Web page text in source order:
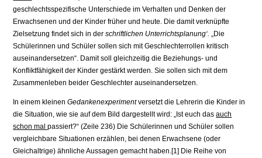
geschlechtsspezifische Unterschiede im Verhalten und Denken der
Erwachse­nen und der Kinder früher und heute. Die damit verknüpfte
Zielsetzung findet sich in derschriftlichen Unterrichtsplanung‘. „Die
Schülerinnen und Schüler sollen sich mit Geschlechterrollen kritisch
auseinandersetzen“. Damit soll gleichzeitig die Beziehungs- und
Konfliktfähigkeit der Kinder gestärkt werden. Sie sollen sich mit dem
Zusammenleben beider Geschlechter auseinanderset­zen.
In einem kleinenGedankenexperimentversetzt die Lehrerin die Kinder in
die Situation, wie sie auf dem Bild dargestellt wird: „Ist euch dasauch
schon malpassiert?“ (Zeile 236) Die Schülerinnen und Schüler sollen
vergleichbare Si­tuationen erzählen, bei denen Erwachsene (oder
Gleichaltrige) ähnliche Aussa­gen gemacht haben.[1] Die Reihe von